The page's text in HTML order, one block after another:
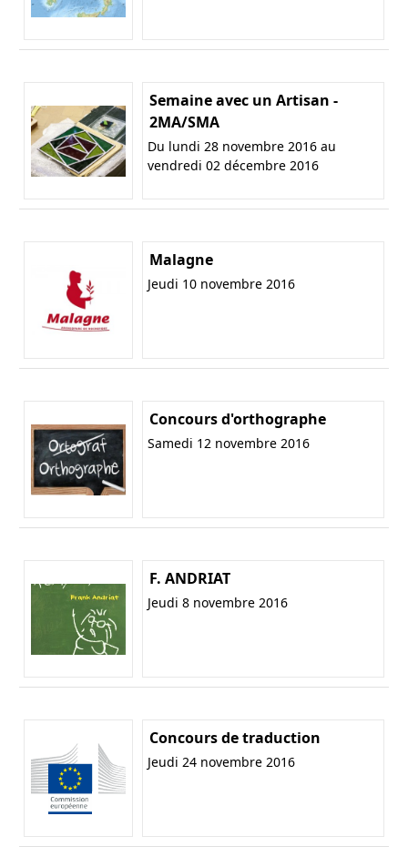
Semaine avec un Artisan -
2MA/SMA
Du lundi 28 novembre 2016 au
vendredi 02 décembre 2016
Malagne
Jeudi 10 novembre 2016
Concours d'orthographe
Samedi 12 novembre 2016
F. ANDRIAT
Jeudi 8 novembre 2016
Concours de traduction
Jeudi 24 novembre 2016